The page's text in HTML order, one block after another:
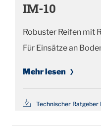
IM-10
Robuster Reifen mit
Für Einsätze an
Mehr lesen
Technischer